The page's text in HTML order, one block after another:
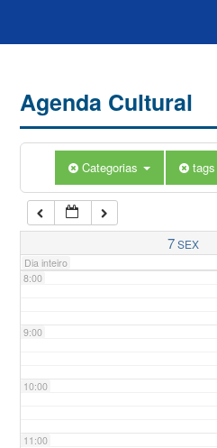
Agenda Cultural
Categorias tags
7SEX
Dia inteiro
5:00
7:00
8:00
9:00
10:00
11:00